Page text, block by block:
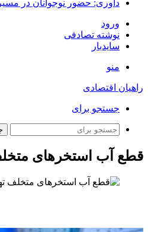
داوری: حضور نوجوانان در
ورود
نوشته تصادفی
سایدبار
منو
راهیان اقتصادی
جستجو برای
قطع آب استخرهای